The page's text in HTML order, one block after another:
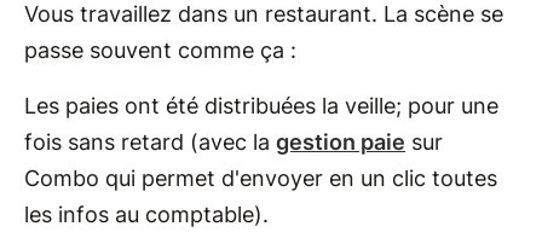
Vous travaillez dans un restaurant. La scène se
passe souvent comme ça :
Les paies ont été distribuées la veille; pour une
fois sans retard (avec la gestion paie sur
Combo qui permet d'envoyer en un clic toutes
les infos au comptable).